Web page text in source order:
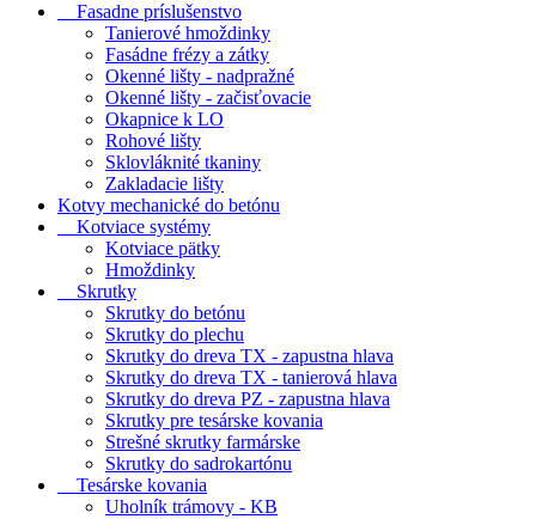
Fasadne príslušenstvo
Tanierové hmoždinky
Fasádne frézy a zátky
Okenné lišty - nadpražné
Okenné lišty - začisťovacie
Okapnice k LO
Rohové lišty
Sklovláknité tkaniny
Zakladacie lišty
Kotvy mechanické do betónu
Kotviace systémy
Kotviace pätky
Hmoždinky
Skrutky
Skrutky do betónu
Skrutky do plechu
Skrutky do dreva TX - zapustna hlava
Skrutky do dreva TX - tanierová hlava
Skrutky do dreva PZ - zapustna hlava
Skrutky pre tesárske kovania
Strešné skrutky farmárske
Skrutky do sadrokartónu
Tesárske kovania
Uholník trámovy - KB